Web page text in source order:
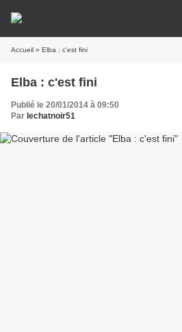
Accueil » Elba : c'est fini
Elba : c'est fini
Publié le 20/01/2014 à 09:50
Par lechatnoir51